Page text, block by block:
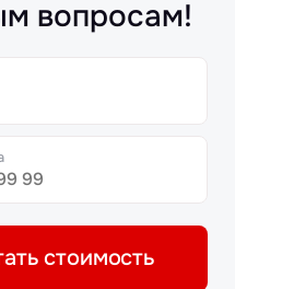
вопросам!
стоимость